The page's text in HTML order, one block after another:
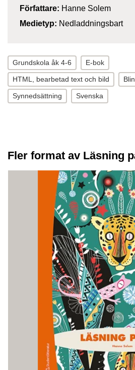
Författare: Hanne Solem
Medietyp: Nedladdningsbart
Grundskola åk 4-6 E-bok
HTML, bearbetad text och bild
Synnedsättning Svenska
Fler format av Läsning